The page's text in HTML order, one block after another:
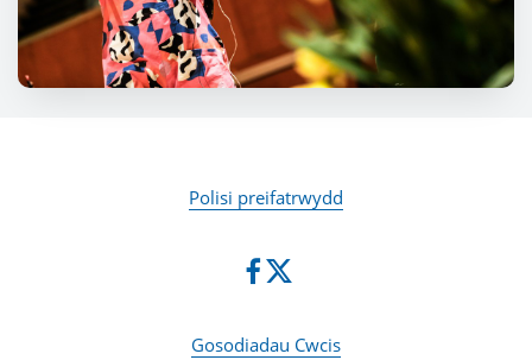
Polisi preifatrwydd
Gosodiadau Cwcis